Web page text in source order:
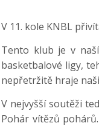
V 11. kole KNBL
Tento klub je v
basketbalové ligy,
nepřetržitě hraje
V nejvyšší soutěži
Pohár vítězů